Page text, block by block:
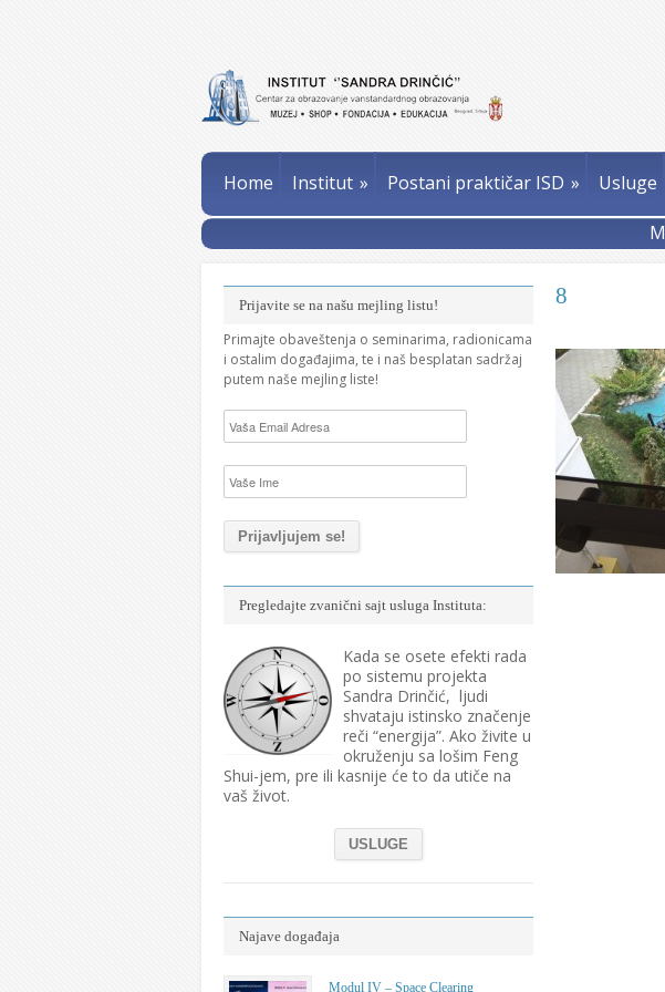
Home Institut » Postani praktičar ISD » Usluge
8
Prijavite se na našu mejling listu!
Primajte obaveštenja o seminarima, radionicama
i ostalim događajima, te i naš besplatan sadržaj
putem naše mejling liste!
Pregledajte zvanični sajt usluga Instituta:
Kada se osete efekti rada
po sistemu projekta
Sandra Drinčić, ljudi
shvataju istinsko značenje
reči “energija”. Ako živite u
okruženju sa lošim Feng
Shui-jem, pre ili kasnije će to da utiče na
vaš život.
USLUGE
Najave događaja
Modul IV – Space Clearing